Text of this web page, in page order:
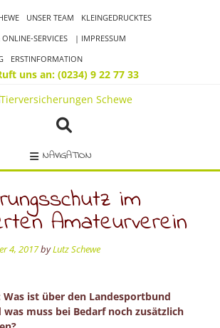
UNSER TEAM
KLEINGEDRUCKTES
SERVICES
| IMPRESSUM
ERSTINFORMATION
uns an: (0234) 9 22 77 33
NAVIGATION
im
Amateurverein
4, 2017byLutz Schewe
ist über den Landesportbund
muss bei Bedarf noch zusätzlich